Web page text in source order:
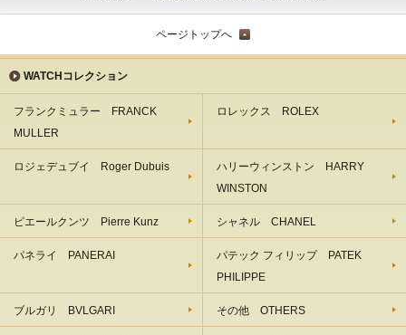
ページトップへ
WATCHコレクション
フランクミュラー FRANCK
MULLER
ロレックス ROLEX
ロジェデュブイ Roger Dubuis
ハリーウィンストン HARRY
WINSTON
ピエールクンツ Pierre Kunz シャネル CHANEL
パネライ PANERAI
パテック フィリップ PATEK
PHILIPPE
ブルガリ BVLGARI その他 OTHERS